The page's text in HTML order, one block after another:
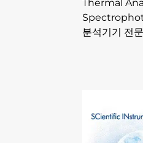
Thermal
분석기기 전